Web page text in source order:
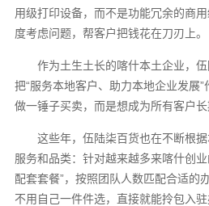
用级打印设备，而不是功能冗余的商
度考虑问题，帮客户把钱花在刀刃上。
作为土生土长的喀什本土企业，
把“服务本地客户、助力本地企业发展
做一锤子买卖，而是想成为所有客户长
这些年，伍陆柒百货也在不断根
服务和品类：针对越来越多来喀什创
配套套餐”，按照团队人数匹配合适的
不用自己一件件选，直接就能拎包入